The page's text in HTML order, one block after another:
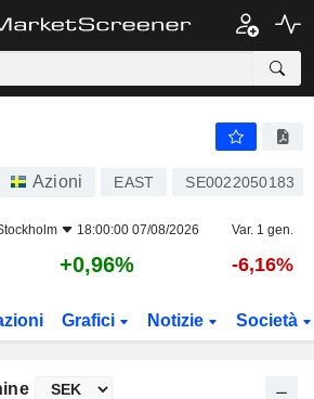
Azioni EAST SE0022050183
18:00:00 07/08/2026 Var. 1 gen.
+0,96% -6,16%
Grafici Notizie Società